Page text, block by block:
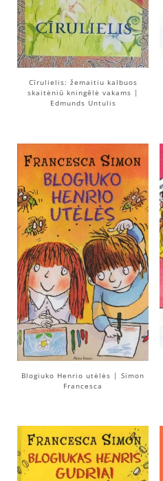
Cīrulielis: žemaitiu kalbuos
skaitėniū kningēlė vakams |
Edmunds Untulis
Blogiuko Henrio utėlės | Simon
Francesca